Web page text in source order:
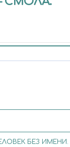
БЕЗ ИМЕНИ.